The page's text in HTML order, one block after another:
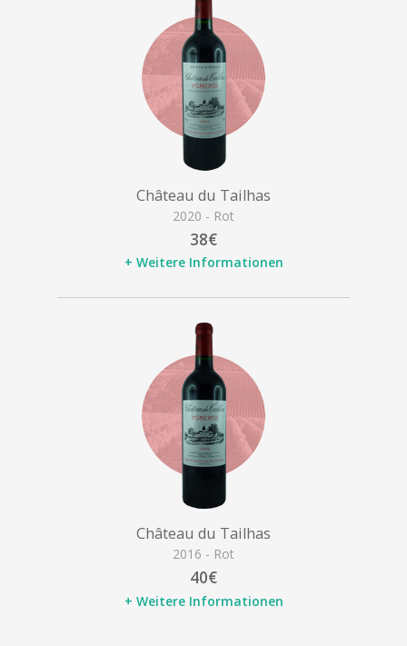
Château du Tailhas
2020 - Rot
38€
+ Weitere Informationen
Château du Tailhas
2016 - Rot
40€
+ Weitere Informationen